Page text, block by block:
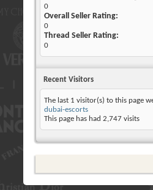
0
Overall Seller Rating:
0
Thread Seller Rating:
0
Recent Visitors
The last 1 visitor(s) to this page
dubai-escorts
This page has had 2,747visits